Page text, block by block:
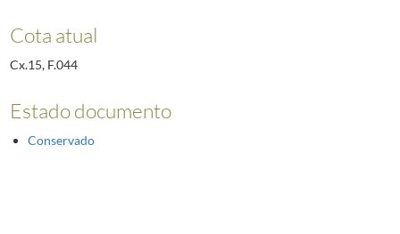
Cota atual
Cx.15, F.044
Estado documento
Conservado